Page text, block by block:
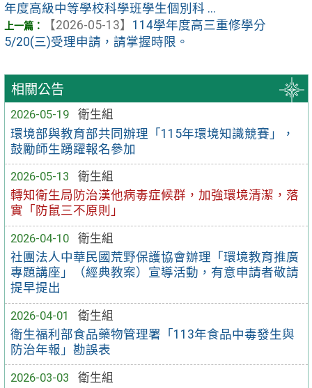
相關公告
2026-05-19
衛生組
環境部與教育部共同辦理「115年環境知識競賽」，
鼓勵師生踴躍報名參加
2026-05-13
衛生組
轉知衛生局防治漢他病毒症候群，加強環境清潔，落
實「防鼠三不原則」
2026-04-10
衛生組
社團法人中華民國荒野保護協會辦理「環境教育推廣
專題講座」（經典教案）宣導活動，有意申請者敬請
提早提出
2026-04-01
衛生組
衛生福利部食品藥物管理署「113年食品中毒發生與
防治年報」勘誤表
2026-03-03
衛生組
年度高級中等學校科學班學生個別科 ...
【2026-05-13】 114學年度高三重修學分
5/20(三)受理申請，請掌握時限。